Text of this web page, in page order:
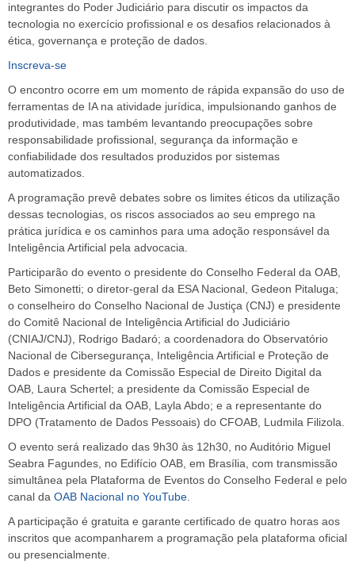
integrantes do Poder Judiciário para discutir os impactos da
tecnologia no exercício profissional e os desafios relacionados à
ética, governança e proteção de dados.
Inscreva-se
O encontro ocorre em um momento de rápida expansão do uso de
ferramentas de IA na atividade jurídica, impulsionando ganhos de
produtividade, mas também levantando preocupações sobre
responsabilidade profissional, segurança da informação e
confiabilidade dos resultados produzidos por sistemas
automatizados.
A programação prevê debates sobre os limites éticos da utilização
dessas tecnologias, os riscos associados ao seu emprego na
prática jurídica e os caminhos para uma adoção responsável da
Inteligência Artificial pela advocacia.
Participarão do evento o presidente do Conselho Federal da OAB,
Beto Simonetti; o diretor-geral da ESA Nacional, Gedeon Pitaluga;
o conselheiro do Conselho Nacional de Justiça (CNJ) e presidente
do Comitê Nacional de Inteligência Artificial do Judiciário
(CNIAJ/CNJ), Rodrigo Badaró; a coordenadora do Observatório
Nacional de Cibersegurança, Inteligência Artificial e Proteção de
Dados e presidente da Comissão Especial de Direito Digital da
OAB, Laura Schertel; a presidente da Comissão Especial de
Inteligência Artificial da OAB, Layla Abdo; e a representante do
DPO (Tratamento de Dados Pessoais) do CFOAB, Ludmila Filizola.
O evento será realizado das 9h30 às 12h30, no Auditório Miguel
Seabra Fagundes, no Edifício OAB, em Brasília, com transmissão
simultânea pela Plataforma de Eventos do Conselho Federal e pelo
canal da OAB Nacional no YouTube
A participação é gratuita e garante certificado de quatro horas aos
inscritos que acompanharem a programação pela plataforma oficial
ou presencialmente.